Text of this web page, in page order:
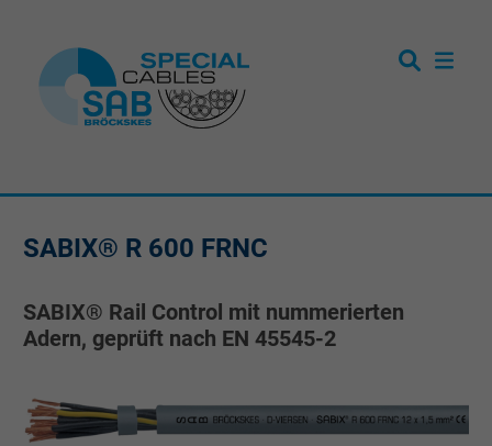
SABIX® R 600 FRNC
SABIX® Rail Control mit nummerierten
Adern, geprüft nach EN 45545-2